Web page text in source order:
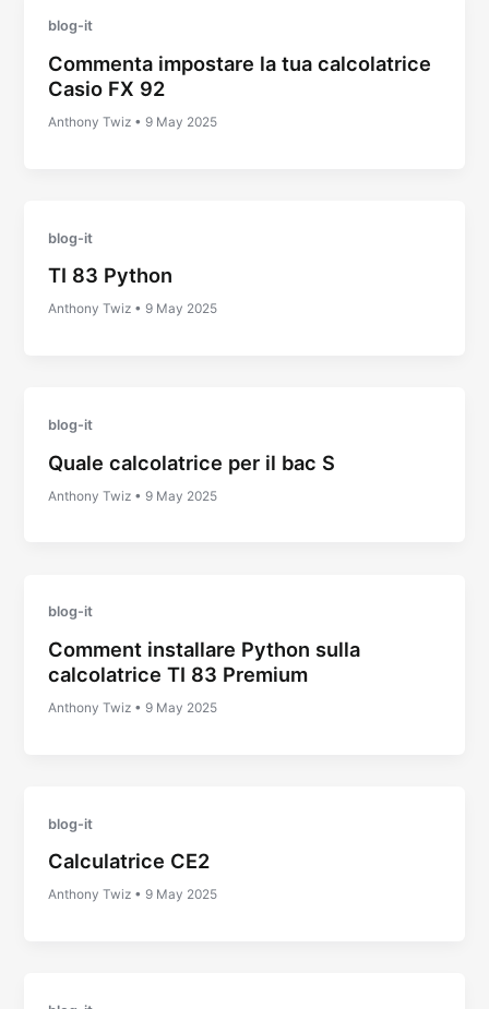
blog-it
Commenta impostare la tua calcolatrice
Casio FX 92
Anthony Twiz •9 May 2025
blog-it
TI 83 Python
Anthony Twiz •9 May 2025
blog-it
Quale calcolatrice per il bac S
Anthony Twiz •9 May 2025
blog-it
Comment installare Python sulla
calcolatrice TI 83 Premium
Anthony Twiz •9 May 2025
blog-it
Calculatrice CE2
Anthony Twiz •9 May 2025